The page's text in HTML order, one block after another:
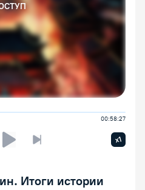
00:58:27
лекция
Следующая лекция
x1
Итоги истории